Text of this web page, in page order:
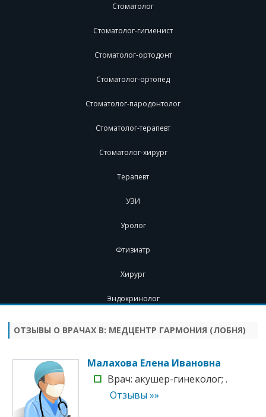
Стоматолог
Стоматолог-гигиенист
Стоматолог-ортодонт
Стоматолог-ортопед
Стоматолог-пародонтолог
Стоматолог-терапевт
Стоматолог-хирург
Терапевт
УЗИ
Уролог
Фтизиатр
Хирург
Эндокринолог
Перейти
содержимому
ОТЗЫВЫ О ВРАЧАХ В: МЕДЦЕНТР ГАРМОНИЯ (ЛОБНЯ)
Малахова Елена Ивановна
☐ Врач: акушер-гинеколог; .
Отзывы »»